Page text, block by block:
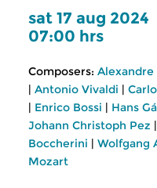
sat 17 aug 2024
07:00 hrs
Composers: Alexandre
| Antonio Vivaldi |
| Enrico Bossi | Hans
Johann Christoph Pez |
Boccherini | Wolfgang
Mozart